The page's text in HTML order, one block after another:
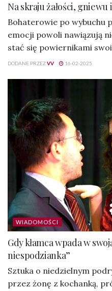
Na skraju żałości,
Bohaterowie po wybuchu
emocji powoli nawiązują
stać się powiernikami
DODANE PRZEZVV 16-02-2025
WIADOMOŚCI
Gdy kłamca wpada w
niespodzianka”
Sztuka o niedzielnym
przez żonę z kochanką,